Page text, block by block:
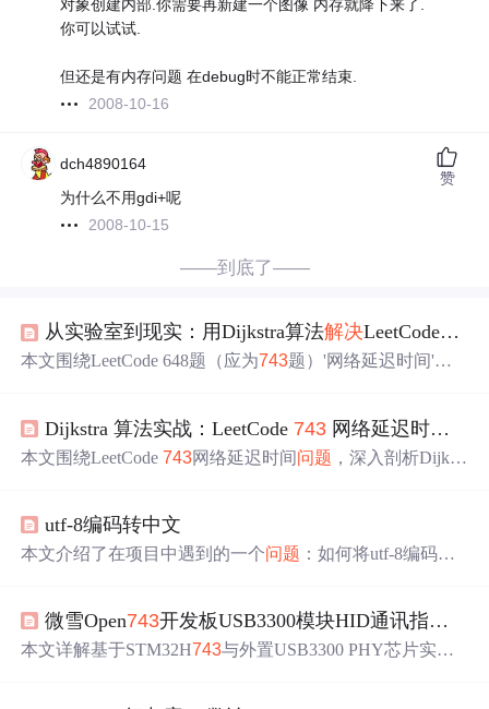
对象创建内部.你需要再新建一个图像 内存就降下来了.
你可以试试.
但还是有内存问题 在debug时不能正常结束.
2008-10-16
dch4890164
为什么不用gdi+呢
2008-10-15
赞
——到底了——
从实验室到现实：用Dijkstra算法解决LeetCode网络延迟时间
本文围绕LeetCode 648题（应为743题）'网络延迟时间'，
队列去重与提前终止优化、边界条件处理（如不可达节点
返回-1）、以及在真实场景（网络路由、交通导航等）中
Dijkstra 算法实战：LeetCode 743 网络延迟时间，Java 实现 5ms 击败 90%
本文围绕LeetCode743网络延迟时间 问题 ，深入剖析Dijkstr
止、基本类型数组优化等关键技术，并给出O(ElogV)时间
复杂度的完整方案，适用于单源最短路径求解。
utf-8编码转中文
本文介绍了在项目中遇到的一个问题 ：如何将utf-8编码的
了在JS中进行转换并完美解决页面显示问题。
微雪Open743开发板USB3300模块HID通讯指南：如何
本文详解基于STM32H743与外置USB3300 PHY芯片实现U